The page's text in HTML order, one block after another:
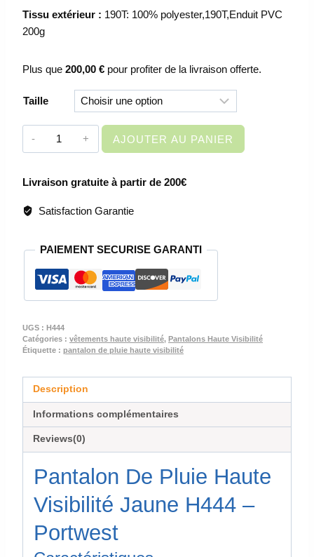
Tissu extérieur : 190T: 100% polyester,190T,Enduit PVC
200g
Plus que 200,00 € pour profiter de la livraison offerte.
Taille
quantité
de
DE
-
DE
PLUIE
HAUTE
VISIBILITE
HOMME
-
AJOUTER AU PANIER
Livraison gratuite à partir de 200€
Satisfaction Garantie
PAIEMENT SECURISE GARANTI
UGS : H444
Catégories : vêtements haute visibilité, Pantalons Haute Visibilité
Étiquette : pantalon de pluie haute visibilité
Description
Informations complémentaires
Reviews(0)
Pantalon De Pluie Haute
Visibilité Jaune H444 –
Portwest